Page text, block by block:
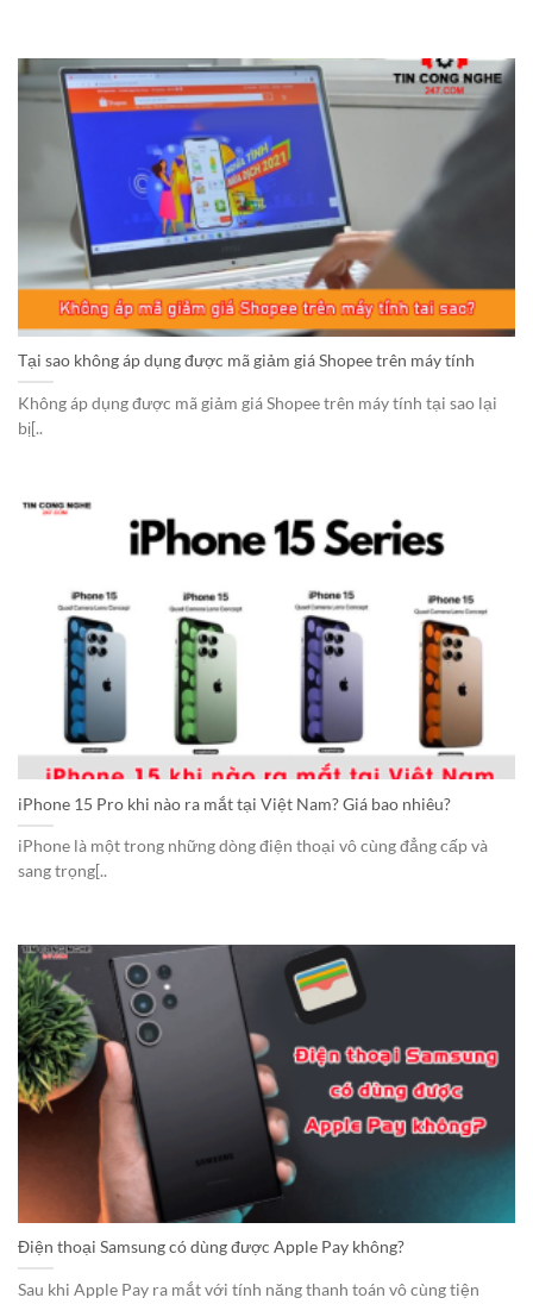
Tại sao không áp dụng được mã giảm giá Shopee trên máy tính
Không áp dụng được mã giảm giá Shopee trên máy tính tại sao lại
bị[..
iPhone 15 Pro khi nào ra mắt tại Việt Nam? Giá bao nhiêu?
iPhone là một trong những dòng điện thoại vô cùng đẳng cấp và
sang trọng[..
Điện thoại Samsung có dùng được Apple Pay không?
Sau khi Apple Pay ra mắt với tính năng thanh toán vô cùng tiện